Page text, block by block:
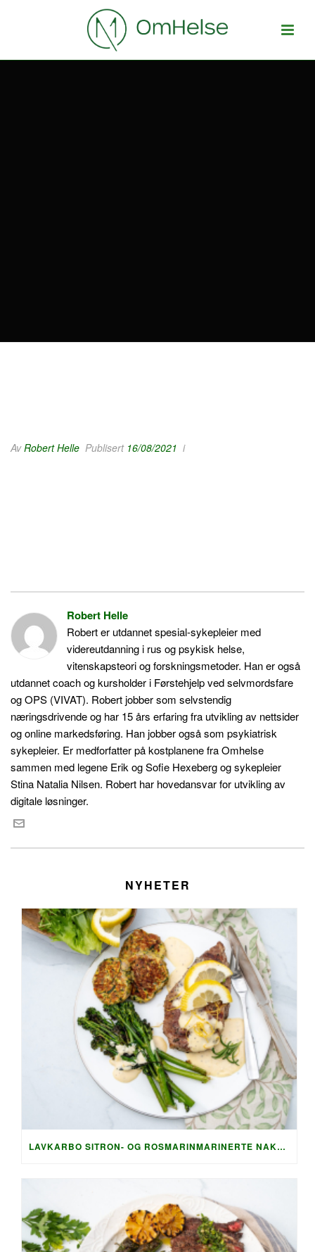
AvRobert Helle Publisert 16/08/2021 i
Robert Helle
Robert er utdannet spesial-sykepleier med
videreutdanning i rus og psykisk helse,
vitenskapsteori og forskningsmetoder. Han er også
utdannet coach og kursholder i Førstehjelp ved selvmordsfare
og OPS (VIVAT). Robert jobber som selvstendig
næringsdrivende og har 15 års erfaring fra utvikling av nettsider
og online markedsføring. Han jobber også som psykiatrisk
sykepleier. Er medforfatter på kostplanene fra Omhelse
sammen med legene Erik og Sofie Hexeberg og sykepleier
Stina Natalia Nilsen. Robert har hovedansvar for utvikling av
digitale løsninger.
NYHETER
LAVKARBO SITRON- OG ROSMARINMARINERTE NAKKEKOTELETTER MED SPRØ SQUASHRØSTI OG PARMESAN-SAUS